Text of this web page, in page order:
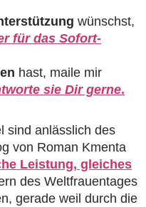
wünschst,
für das Sofort-
hast, maile mir
sie Dir gerne.
sind anlässlich des
von Roman Kmenta
Leistung, gleiches
des Weltfrauentages
gerade weil durch die